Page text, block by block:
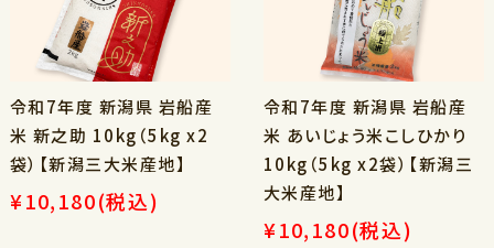
令和7年度 新潟県 岩船産
米 新之助 10kg（5kg x2
袋）【新潟三大米産地】
¥10,180(税込)
令和7年度 新潟県 岩船産
米 あいじょう米こしひかり
10kg（5kg x2袋）【新潟三
大米産地】
¥10,180(税込)